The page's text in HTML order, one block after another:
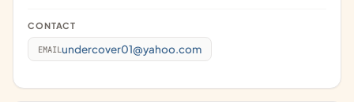
CONTACT
EMAIL undercover01@yahoo.com